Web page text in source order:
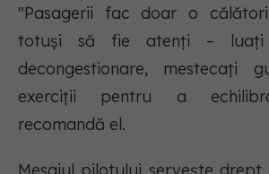
"Pasagerii fac doar o
totuși să fie atenți – luați
decongestionare, mestecați
exerciții pentru a
recomandă el.
Mesajul pilotului servește